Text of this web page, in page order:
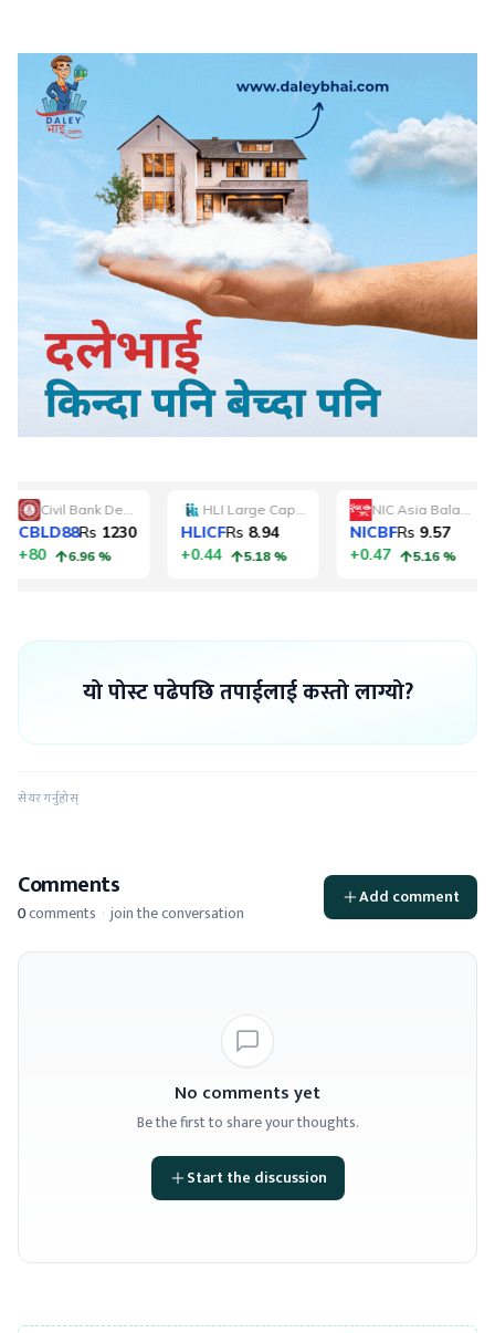
यो पोस्ट पढेपछि तपाईलाई कस्तो लाग्यो?
सेयर गर्नुहोस्
Comments
0comments · join the conversation
Add comment
No comments yet
Be the first to share your thoughts.
Start the discussion